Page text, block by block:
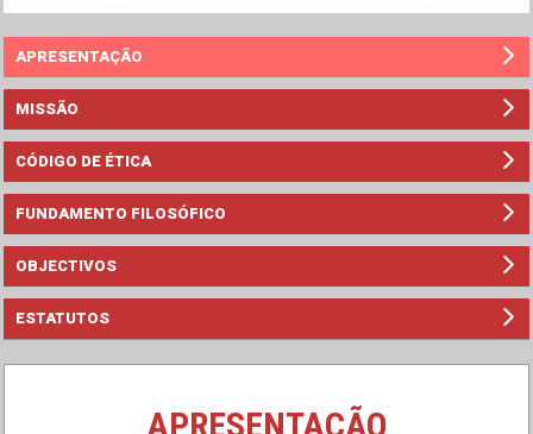
APRESENTAÇÃO
MISSÃO
CÓDIGO DE ÉTICA
FUNDAMENTO FILOSÓFICO
OBJECTIVOS
ESTATUTOS
APRESENTAÇÃO